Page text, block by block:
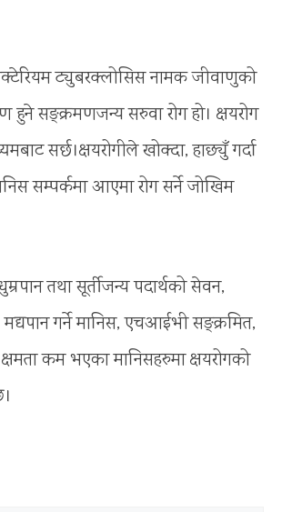
ट्युबरक्लोसिस नामक जीवाणुको
सङ्क्रमणजन्य सरुवा रोग हो। क्षयरोग
सर्छ।क्षयरोगीले खोक्दा, हाछ्युँ गर्दा
सम्पर्कमा आएमा रोग सर्ने जोखिम
तथा सूर्तीजन्य पदार्थको सेवन,
गर्ने मानिस, एचआईभी सङ्क्रमित,
क्षमता कम भएका मानिसहरुमा क्षयरोगको